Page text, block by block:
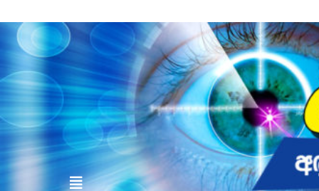
to
contentvinivida.lk